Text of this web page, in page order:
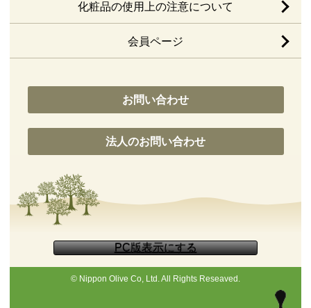
化粧品の使用上の注意について
会員ページ
お問い合わせ
法人のお問い合わせ
© Nippon Olive Co, Ltd. All Rights Reseaved.